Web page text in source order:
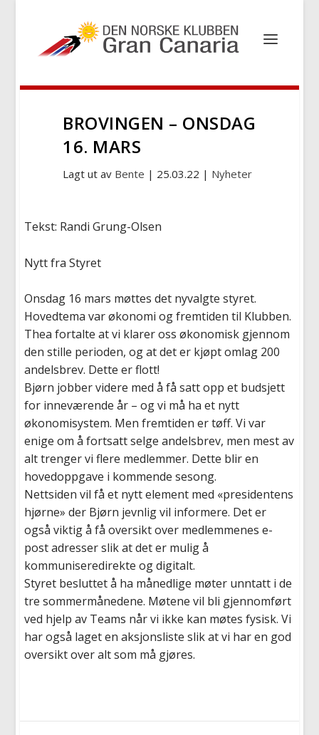
BROVINGEN – ONSDAG
16. MARS
Lagt ut av Bente | 25.03.22 | Nyheter
Tekst: Randi Grung-Olsen
Nytt fra Styret
​Onsdag 16 mars møttes det nyvalgte styret.
Hovedtema var økonomi og fremtiden til Klubben.
Thea fortalte at vi klarer oss økonomisk gjennom
den stille perioden, og at det er kjøpt omlag 200
andelsbrev. Dette er flott!
Bjørn jobber videre med å få satt opp et budsjett
for inneværende år – og vi må ha et nytt
økonomisystem. Men fremtiden er tøff. Vi var
enige om å fortsatt selge andelsbrev, men mest av
alt trenger vi flere medlemmer. Dette blir en
hovedoppgave i kommende sesong.
Nettsiden vil få et nytt element med «presidentens
hjørne» der Bjørn jevnlig vil informere. Det er
også viktig å få oversikt over medlemmenes e-
post adresser slik at det er mulig å
kommuniseredirekte og digitalt.
Styret besluttet å ha månedlige møter unntatt i de
tre sommermånedene. Møtene vil bli gjennomført
ved hjelp av Teams når vi ikke kan møtes fysisk. Vi
har også laget en aksjonsliste slik at vi har en god
oversikt over alt som må gjøres.